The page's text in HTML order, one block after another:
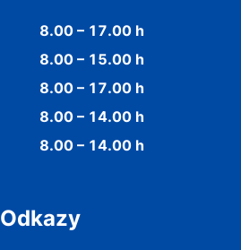
8.00 – 17.00 h
8.00 – 15.00 h
8.00 – 17.00 h
8.00 – 14.00 h
8.00 – 14.00 h
Odkazy